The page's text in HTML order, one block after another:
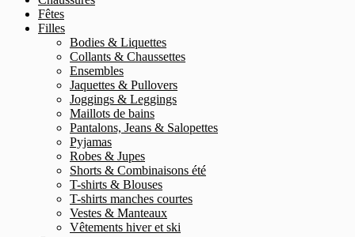
Fêtes
Filles
Bodies & Liquettes
Collants & Chaussettes
Ensembles
Jaquettes & Pullovers
Joggings & Leggings
Maillots de bains
Pantalons, Jeans & Salopettes
Pyjamas
Robes & Jupes
Shorts & Combinaisons été
T-shirts & Blouses
T-shirts manches courtes
Vestes & Manteaux
Vêtements hiver et ski